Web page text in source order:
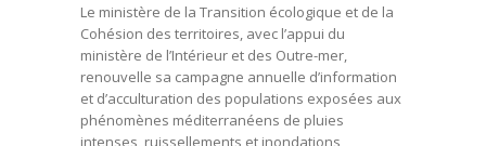
Le ministère de la Transition écologique et de la
Cohésion des territoires, avec l’appui du
ministère de l’Intérieur et des Outre-mer,
renouvelle sa campagne annuelle d’information
et d’acculturation des populations exposées aux
phénomènes méditerranéens de pluies
intenses, ruissellements et inondations